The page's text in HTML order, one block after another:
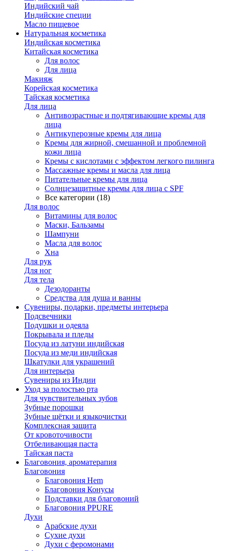
Индийский чай
Индийские специи
Масло пищевое
Натуральная косметика
Индийская косметика
Китайская косметика
Для волос
Для лица
Макияж
Корейская косметика
Тайская косметика
Для лица
Антивозрастные и подтягивающие кремы для
лица
Антикуперозные кремы для лица
Кремы для жирной, смешанной и проблемной
кожи лица
Кремы с кислотами с эффектом легкого пилинга
Массажные кремы и масла для лица
Питательные кремы для лица
Солнцезащитные кремы для лица с SPF
Все категории (18)
Для волос
Витамины для волос
Маски, Бальзамы
Шампуни
Масла для волос
Хна
Для рук
Для ног
Для тела
Дезодоранты
Средства для душа и ванны
Сувениры, подарки, предметы интерьера
Подсвечники
Подушки и одеяла
Покрывала и пледы
Посуда из латуни индийская
Посуда из меди индийская
Шкатулки для украшений
Для интерьера
Сувениры из Индии
Уход за полостью рта
Для чувствительных зубов
Зубные порошки
Зубные щётки и языкочистки
Комплексная защита
От кровоточивости
Отбеливающая паста
Тайская паста
Благовония, ароматерапия
Благовония
Благовония Hem
Благовония Конусы
Подставки для благовоний
Благовония PPURE
Духи
Арабские духи
Сухие духи
Духи с феромонами